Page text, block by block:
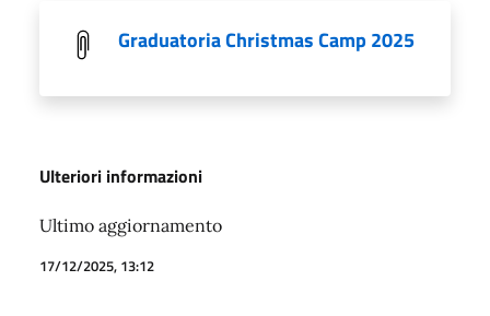
Graduatoria Christmas Camp 2025
Ulteriori informazioni
Ultimo aggiornamento
17/12/2025, 13:12